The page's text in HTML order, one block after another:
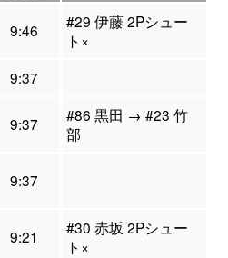
9:46
#29 伊藤 2Pシュー
ト×
9:37
9:37
#86 黒田 → #23 竹
部
9:37
9:21
#30 赤坂 2Pシュー
ト×